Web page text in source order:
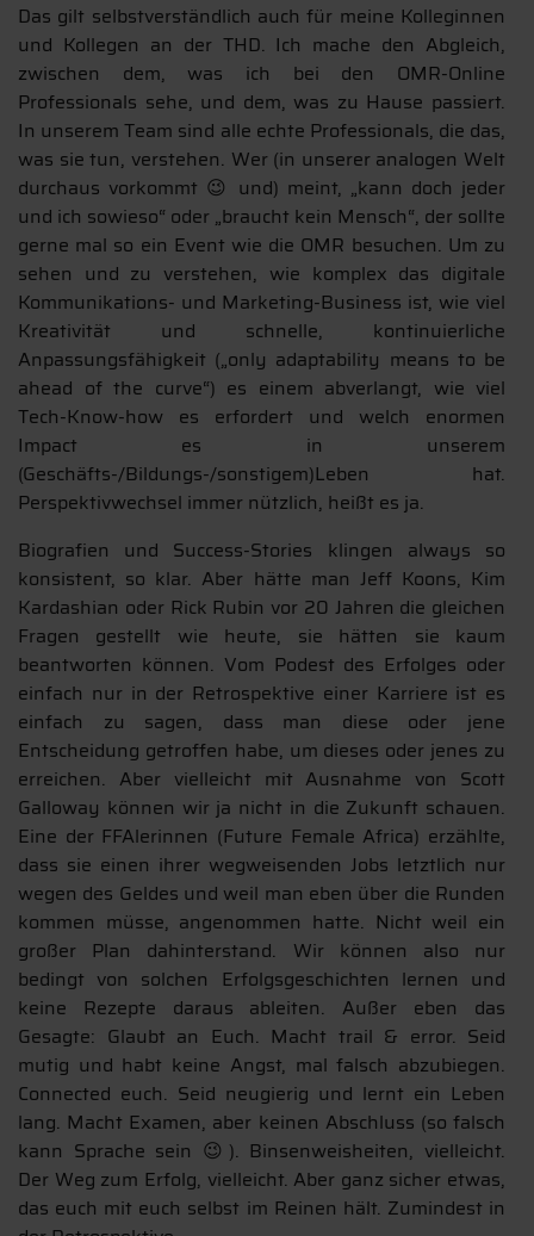
Das gilt selbstverständlich auch für meine Kolleginnen
und Kollegen an der THD. Ich mache den Abgleich,
zwischen dem, was ich bei den OMR-Online
Professionals sehe, und dem, was zu Hause passiert.
In unserem Team sind alle echte Professionals, die das,
was sie tun, verstehen. Wer (in unserer analogen Welt
durchaus vorkommt 😉 und) meint, „kann doch jeder
und ich sowieso“ oder „braucht kein Mensch“, der sollte
gerne mal so ein Event wie die OMR besuchen. Um zu
sehen und zu verstehen, wie komplex das digitale
Kommunikations- und Marketing-Business ist, wie viel
Kreativität und schnelle, kontinuierliche
Anpassungsfähigkeit („only adaptability means to be
ahead of the curve“) es einem abverlangt, wie viel
Tech-Know-how es erfordert und welch enormen
Impact es in unserem
(Geschäfts-/Bildungs-/sonstigem)Leben hat.
Perspektivwechsel immer nützlich, heißt es ja.
Biografien und Success-Stories klingen always so
konsistent, so klar. Aber hätte man Jeff Koons, Kim
Kardashian oder Rick Rubin vor 20 Jahren die gleichen
Fragen gestellt wie heute, sie hätten sie kaum
beantworten können. Vom Podest des Erfolges oder
einfach nur in der Retrospektive einer Karriere ist es
einfach zu sagen, dass man diese oder jene
Entscheidung getroffen habe, um dieses oder jenes zu
erreichen. Aber vielleicht mit Ausnahme von Scott
Galloway können wir ja nicht in die Zukunft schauen.
Eine der FFAlerinnen (Future Female Africa) erzählte,
dass sie einen ihrer wegweisenden Jobs letztlich nur
wegen des Geldes und weil man eben über die Runden
kommen müsse, angenommen hatte. Nicht weil ein
großer Plan dahinterstand. Wir können also nur
bedingt von solchen Erfolgsgeschichten lernen und
keine Rezepte daraus ableiten. Außer eben das
Gesagte: Glaubt an Euch. Macht trail & error. Seid
mutig und habt keine Angst, mal falsch abzubiegen.
Connected euch. Seid neugierig und lernt ein Leben
lang. Macht Examen, aber keinen Abschluss (so falsch
kann Sprache sein 😉). Binsenweisheiten, vielleicht.
Der Weg zum Erfolg, vielleicht. Aber ganz sicher etwas,
das euch mit euch selbst im Reinen hält. Zumindest in